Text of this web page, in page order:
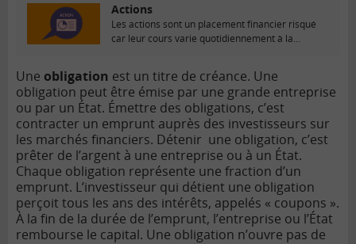
Actions
Les actions sont un placement financier risqué
car leur cours varie quotidiennement à la
Une obligation est un titre de créance. Une
obligation peut être émise par une grande entreprise
ou par un État. Émettre des obligations, c’est
contracter un emprunt auprès des investisseurs sur
les marchés financiers. Détenir une obligation, c’est
prêter de l’argent à une entreprise ou à un État.
Chaque obligation représente une fraction d’un
emprunt. L’investisseur qui détient une obligation
perçoit tous les ans des intérêts, appelés « coupons ».
À la fin de la durée de l’emprunt, l’entreprise ou l’État
rembourse le capital. Une obligation n’ouvre pas de